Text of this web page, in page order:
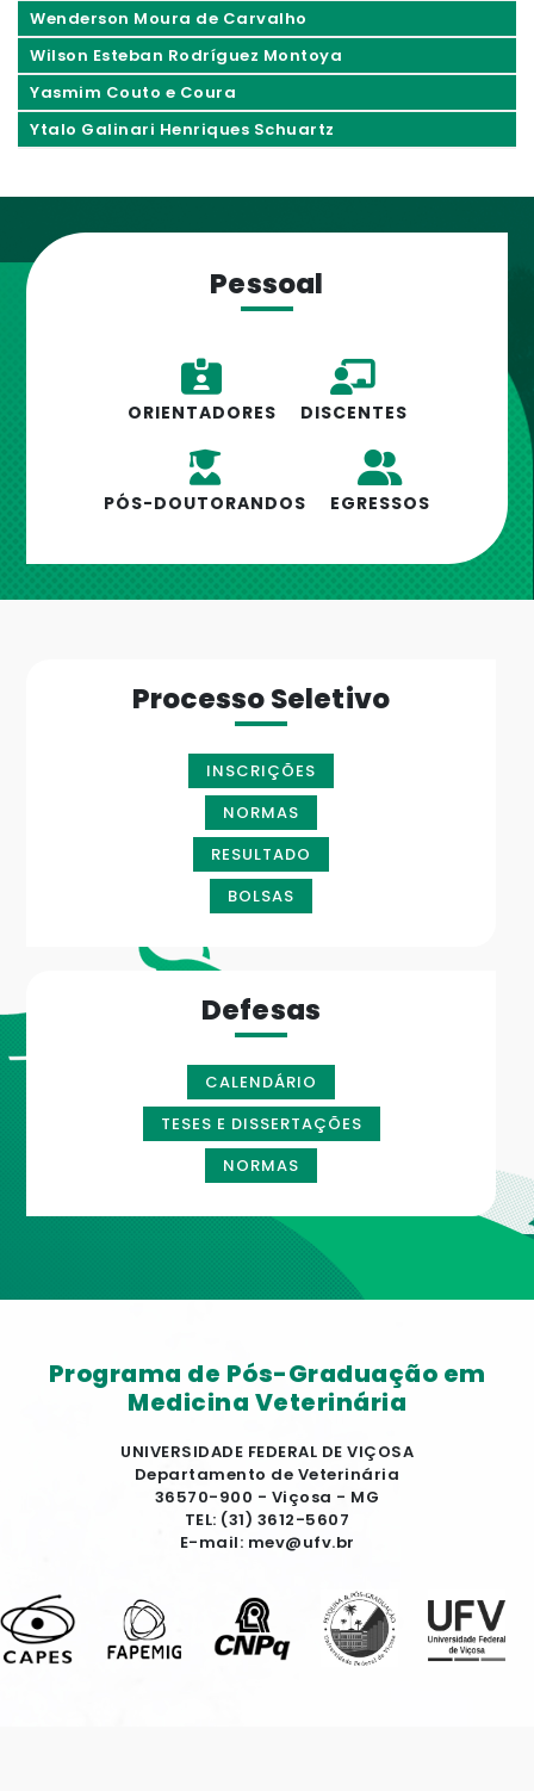
Wenderson Moura de Carvalho
Wilson Esteban Rodríguez Montoya
Yasmim Couto e Coura
Ytalo Galinari Henriques Schuartz
Pessoal
ORIENTADORES DISCENTES
PÓS-DOUTORANDOS EGRESSOS
Processo Seletivo
INSCRIÇÕES
NORMAS
RESULTADO
BOLSAS
Defesas
CALENDÁRIO
TESES E DISSERTAÇÕES
NORMAS
Programa de Pós-Graduação em
Medicina Veterinária
UNIVERSIDADE FEDERAL DE VIÇOSA
Departamento de Veterinária
36570-900 - Viçosa - MG
TEL: (31) 3612-5607
E-mail: mev@ufv.br